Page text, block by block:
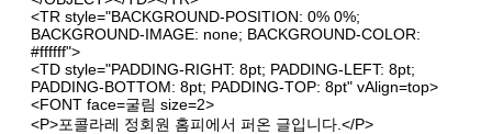
<TR style="BACKGROUND-POSITION: 0% 0%;
BACKGROUND-IMAGE: none; BACKGROUND-COLOR:
#ffffff">
<TD style="PADDING-RIGHT: 8pt; PADDING-LEFT: 8pt;
PADDING-BOTTOM: 8pt; PADDING-TOP: 8pt" vAlign=top>
<FONT face=굴림 size=2>
<P>포콜라레 정회원 홈피에서 퍼온 글입니다.</P>